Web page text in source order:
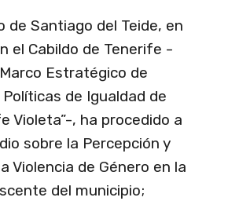
de Santiago del Teide, en
el Cabildo de Tenerife -
Estratégico de
de Igualdad de
Violeta”-, ha procedido a
sobre la Percepción y
Violencia de Género en la
del municipio;